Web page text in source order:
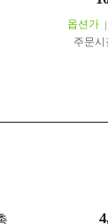
옵션가
주문시